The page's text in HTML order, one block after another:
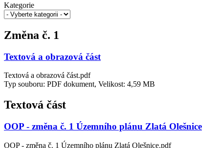
Kategorie
Změna č. 1
Textová a obrazová část
Textová a obrazová část.pdf
Typ souboru: PDF dokument, Velikost: 4,59 MB
Textová část
OOP - změna č. 1 Územního plánu Zlatá Olešnice
OOP - změna č. 1 Územního plánu Zlatá Olešnice.pdf